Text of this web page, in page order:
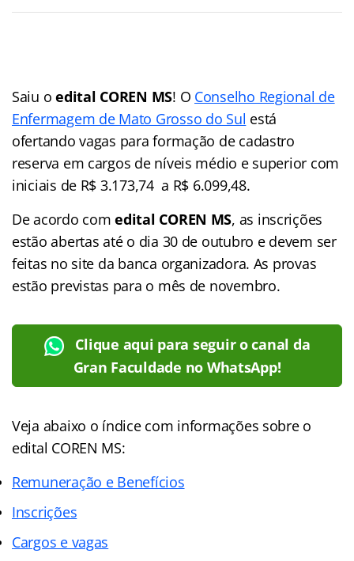
Saiu o edital COREN MS! O Conselho Regional de
Enfermagem de Mato Grosso do Sul está
ofertando vagas para formação de cadastro
reserva em cargos de níveis médio e superior com
iniciais de R$ 3.173,74 a R$ 6.099,48.
De acordo comedital COREN MS, as inscrições
estão abertas até o dia 30 de outubro e devem ser
feitas no site da banca organizadora. As provas
estão previstas para o mês de novembro.
Clique aqui para seguir o canal da
Gran Faculdade no WhatsApp!
Veja abaixo o índicecom informações sobre o
edital COREN MS:
Remuneração e Benefícios
Inscrições
Cargos e vagas